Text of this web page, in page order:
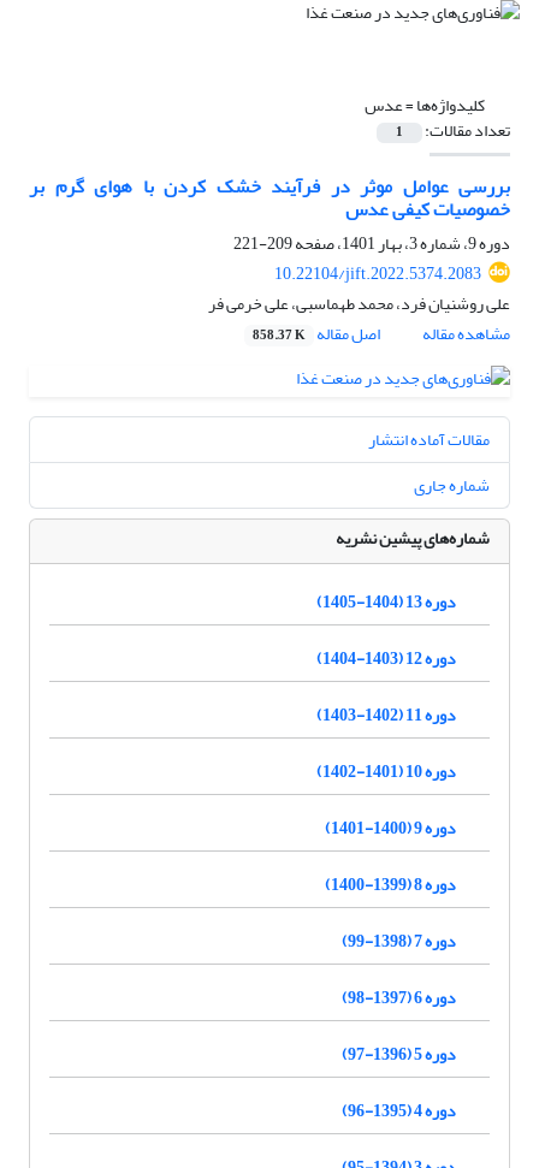
کلیدواژه‌ها =عدس
تعداد مقالات: 1
بررسی عوامل موثر در فرآیند خشک کردن با هوای گرم بر
خصوصیات کیفی عدس
دوره 9، شماره 3، بهار 1401، صفحه
209-221
10.22104/jift.2022.5374.2083
علی روشنیان فرد، محمد طهماسبی، علی خرمی فر
مشاهده مقاله
اصل مقاله 858.37 K
مقالات آماده انتشار
شماره جاری
شماره‌های پیشین نشریه
دوره 13 (1404-1405)
دوره 12 (1403-1404)
دوره 11 (1402-1403)
دوره 10 (1401-1402)
دوره 9 (1400-1401)
دوره 8 (1399-1400)
دوره 7 (1398-99)
دوره 6 (1397-98)
دوره 5 (1396-97)
دوره 4 (1395-96)